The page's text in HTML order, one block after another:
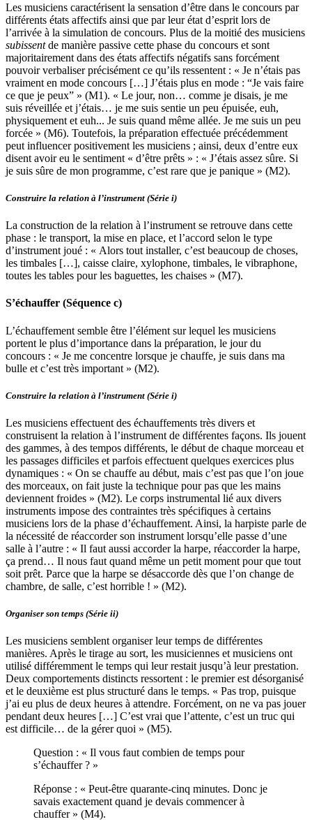
Les musiciens caractérisent la sensation d’être dans le concours par
différents états affectifs ainsi que par leur état d’esprit lors de
l’arrivée à la simulation de concours. Plus de la moitié des musiciens
subissentde manière passive cette phase du concours et sont
majoritairement dans des états affectifs négatifs sans forcément
pouvoir verbaliser précisément ce qu’ils ressentent : « Je n’étais pas
vraiment en mode concours […] J’étais plus en mode : “Je vais faire
ce que je peux” » (M1). « Le jour, non… comme je disais, je me
suis réveillée et j’étais… je me suis sentie un peu épuisée, euh,
physiquement et euh... Je suis quand même allée. Je me suis un peu
forcée » (M6). Toutefois, la préparation effectuée précédemment
peut influencer positivement les musiciens ; ainsi, deux d’entre eux
disent avoir eu le sentiment « d’être prêts » : « J’étais assez sûre. Si
je suis sûre de mon programme, c’est rare que je panique » (M2).
Construire la relation à l’instrument (Série i)
La construction de la relation à l’instrument se retrouve dans cette
phase : le transport, la mise en place, et l’accord selon le type
d’instrument joué : « Alors tout installer, c’est beaucoup de choses,
les timbales […], caisse claire, xylophone, timbales, le vibraphone,
toutes les tables pour les baguettes, les chaises » (M7).
S’échauffer (Séquence c)
L’échauffement semble être l’élément sur lequel les musiciens
portent le plus d’importance dans la préparation, le jour du
concours : « Je me concentre lorsque je chauffe, je suis dans ma
bulle et c’est très important » (M2).
Construire la relation à l’instrument (Série i)
Les musiciens effectuent des échauffements très divers et
construisent la relation à l’instrument de différentes façons. Ils jouent
des gammes, à des tempos différents, le début de chaque morceau et
les passages difficiles et parfois effectuent quelques exercices plus
dynamiques : « On se chauffe au début, mais c’est pas que l’on joue
des morceaux, on fait juste la technique pour pas que les mains
deviennent froides » (M2). Le corps instrumental lié aux divers
instruments impose des contraintes très spécifiques à certains
musiciens lors de la phase d’échauffement. Ainsi, la harpiste parle de
la nécessité de réaccorder son instrument lorsqu’elle passe d’une
salle à l’autre : « Il faut aussi accorder la harpe, réaccorder la harpe,
ça prend… Il nous faut quand même un petit moment pour que tout
soit prêt. Parce que la harpe se désaccorde dès que l’on change de
chambre, de salle, c’est horrible ! » (M2).
Organiser son temps (Série ii)
Les musiciens semblent organiser leur temps de différentes
manières. Après le tirage au sort, les musiciennes et musiciens ont
utilisé différemment le temps qui leur restait jusqu’à leur prestation.
Deux comportements distincts ressortent : le premier est désorganisé
et le deuxième est plus structuré dans le temps. « Pas trop, puisque
j’ai eu plus de deux heures à attendre. Forcément, on ne va pas jouer
pendant deux heures […] C’est vrai que l’attente, c’est un truc qui
est difficile… de la gérer quoi » (M5).
Question : « Il vous faut combien de temps pour
s’échauffer ? »
Réponse : « Peut-être quarante-cinq minutes. Donc je
savais exactement quand je devais commencer à
chauffer » (M4).